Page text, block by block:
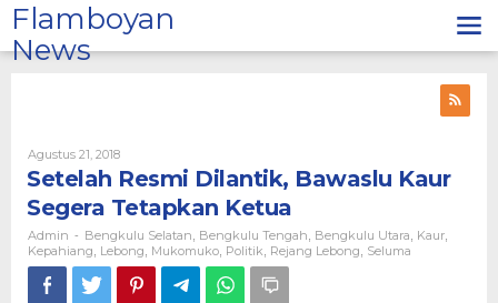
Lewati
ke
konten
Flamboyan
News
Agustus 21, 2018Oleh
Admin
Setelah Resmi Dilantik, Bawaslu Kaur
Segera Tetapkan Ketua
Admin - Bengkulu Selatan Bengkulu Tengah Bengkulu Utara Kaur
Kepahiang Lebong Mukomuko Politik Rejang Lebong Seluma